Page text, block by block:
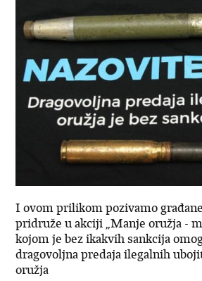
I ovom prilikom pozivamo
pridruže u akciji „Manje oružja -
kojom je bez ikakvih sankcija
dragovoljna predaja ilegalnih
oružja